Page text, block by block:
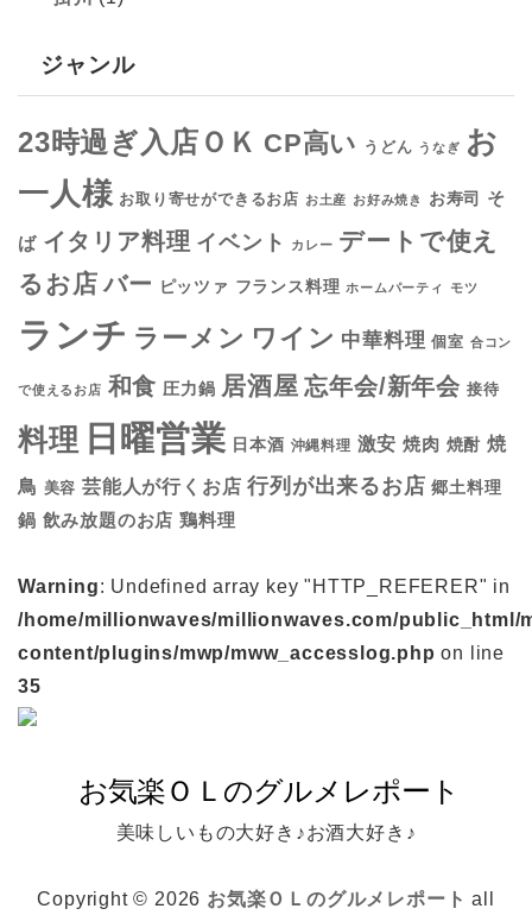
ジャンル
23時過ぎ入店ＯＫ CP高い うどん うなぎ お
一人様 お取り寄せができるお店 お土産 お好み焼き お寿司 そ
ば イタリア料理 イベント カレー デートで使え
るお店 バー ピッツァ フランス料理 ホームパーティ モツ
ランチ ラーメン ワイン 中華料理 個室 合コン
で使えるお店 和食 圧力鍋 居酒屋 忘年会/新年会 接待
料理 日曜営業 日本酒 沖縄料理 激安 焼肉 焼酎 焼
鳥 美容 芸能人が行くお店 行列が出来るお店 郷土料理
鍋 飲み放題のお店 鶏料理
Warning: Undefined array key "HTTP_REFERER" in
/home/millionwaves/millionwaves.com/public_html/
content/plugins/mwp/mww_accesslog.php on line
35
美味しいもの大好き♪お酒大好き♪
Copyright © 2026 お気楽ＯＬのグルメレポート all